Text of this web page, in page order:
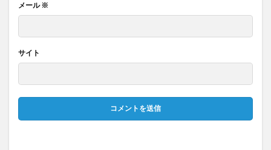
メール※
サイト